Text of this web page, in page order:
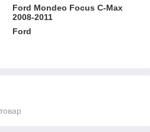
Ford Mondeo Focus C-Max
2008-2011
Ford